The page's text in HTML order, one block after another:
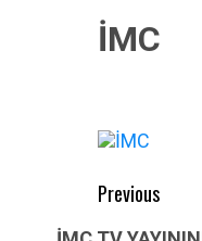
İMC
Post
Previous
Previous